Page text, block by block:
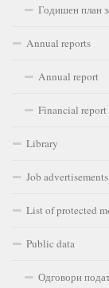
Годишен план
Annual reports
Annual report
Financial report
Library
Job advertisements
List of protected
Public data
Одговори